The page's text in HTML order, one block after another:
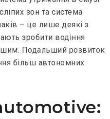
зон та система
– це лише деякі з
зробити водіння
Подальший розвиток
більш автономних